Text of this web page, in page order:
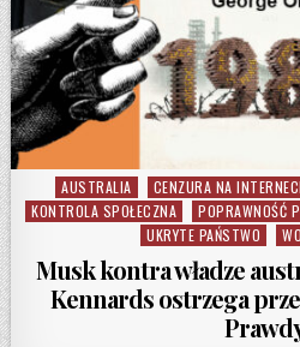
Posted in
AUSTRALIA CENZURA NA
KONTROLA SPOŁECZNA
POPRAWNOŚĆ
UKRYTE PAŃSTWO
Musk kontra władze
Kennards ostrzega